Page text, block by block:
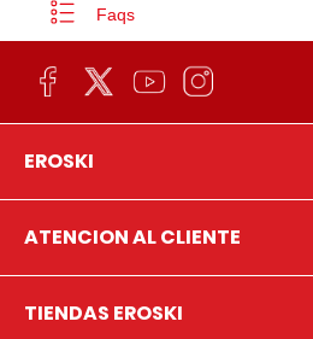
Faqs
EROSKI
ATENCION AL CLIENTE
TIENDAS EROSKI